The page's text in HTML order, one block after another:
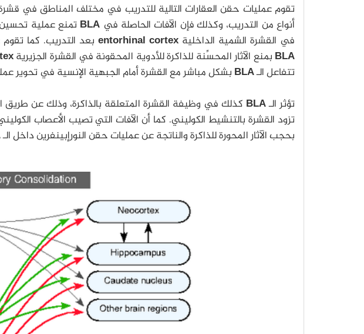
تقوم عمليات حقن العقارات التالية للتدريب في مختلف المناطق في
أنواع من التدريب، وكذلك فإن الآفات الحاصلة في BLA تمنع عملية
في القشرة الشمية الداخليةentorhinal cortex بعد التدريب. كما
BLA بمنع الآثار المحسِّنة للذاكرة للأدوية المحقونة في القشرة الجزيرية
تتفاعل الـBLA بشكل مباشر مع القشرة أمام الجبهية الإنسية في تحوير
تؤثر الـBLA كذلك في وظيفة القشرة المتعلقة بالذاكرة، وذلك عن طريق
تزود القشرة بالتنشيط الكوليني. كما أن الآفات التي تصيب الأعصاب
بحجب الآثار المحورة للذاكرة والناتجة عن عمليات حقن النورإبينفرين داخل الـ